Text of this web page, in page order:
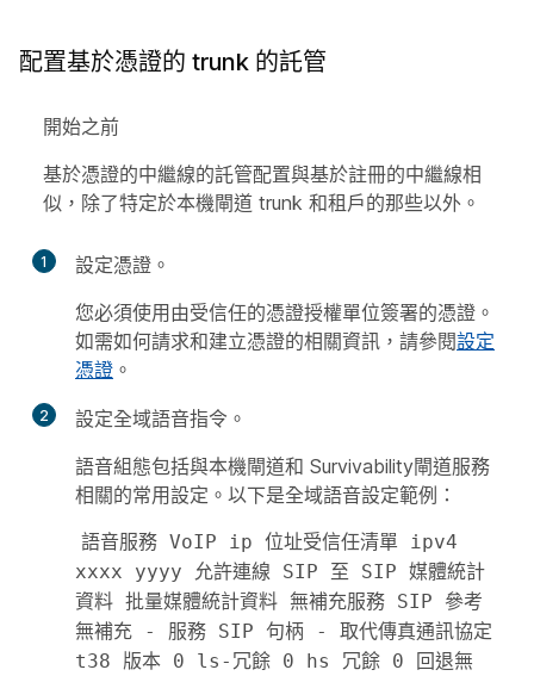
配置基於憑證的 trunk 的託管
開始之前
基於憑證的中繼線的託管配置與基於註冊的中繼線相
似，除了特定於本機閘道 trunk 和租戶的那些以外。
1
設定憑證。
您必須使用由受信任的憑證授權單位簽署的憑證。
如需如何請求和建立憑證的相關資訊，請參閱設定
憑證 。
2
設定全域語音指令。
語音組態包括與本機閘道和 Survivability閘道服務
相關的常用設定。以下是全域語音設定範例：
語音服務 VoIP ip 位址受信任清單 ipv4
xxxx yyyy 允許連線 SIP 至 SIP 媒體統計
資料 批量媒體統計資料 無補充服務 SIP 參考
無補充 - 服務 SIP 句柄 - 取代傳真通訊協定
t38 版本 0 ls-冗餘 0 hs 冗餘 0 回退無